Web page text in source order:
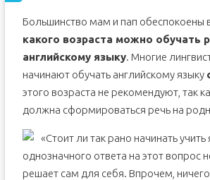
Большинство мам и пап обеспокоены
какого возраста можно обучать
английскому языку. Многие
начинают обучать английскому языку
этого возраста не рекомендуют, так
должна сформироваться речь на
«Стоит ли так рано начинать учить
однозначного ответа на этот вопрос
решает сам для себя. Впрочем,